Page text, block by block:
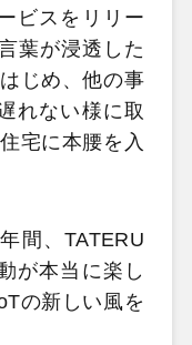
ビスをリリー
葉が浸透した
じめ、他の事
れない様に取
宅に本腰を入
間、TATERU
が本当に楽し
の新しい風を